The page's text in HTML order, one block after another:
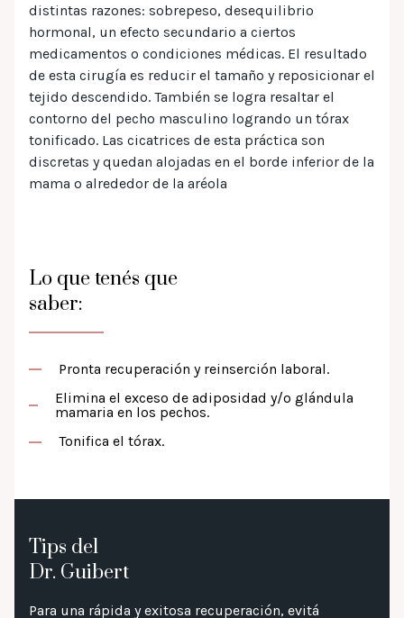
distintas razones: sobrepeso, desequilibrio
hormonal, un efecto secundario a ciertos
medicamentos o condiciones médicas. El resultado
de esta cirugía es reducir el tamaño y reposicionar el
tejido descendido. También se logra resaltar el
contorno del pecho masculino logrando un tórax
tonificado. Las cicatrices de esta práctica son
discretas y quedan alojadas en el borde inferior de la
mama o alrededor de la aréola
Lo que tenés que
saber:
Pronta recuperación y reinserción laboral.
Elimina el exceso de adiposidad y/o glándula
mamaria en los pechos.
Tonifica el tórax.
Tips del
Dr. Guibert
Para una rápida y exitosa recuperación, evitá